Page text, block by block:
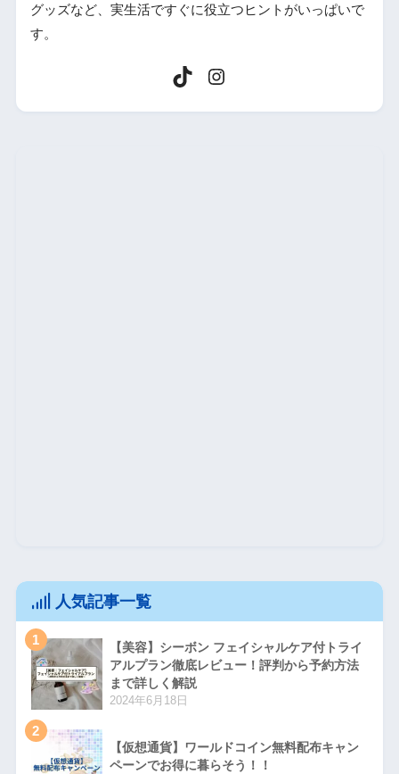
グッズなど、実生活ですぐに役立つヒントがいっぱいで
す。
人気記事一覧
1
【美容】シーボン フェイシャルケア付トライ
アルプラン徹底レビュー！評判から予約方法
まで詳しく解説
2024年6月18日
2
【仮想通貨】ワールドコイン無料配布キャン
ペーンでお得に暮らそう！！